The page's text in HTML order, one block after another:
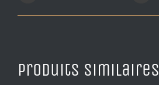
Produits similaires